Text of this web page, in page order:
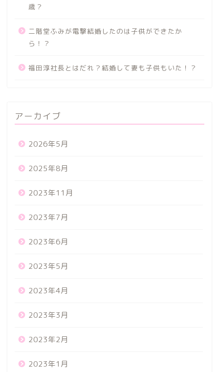
歳？
二階堂ふみが電撃結婚したのは子供ができたか
ら！？
福田淳社長とはだれ？結婚して妻も子供もいた！？
アーカイブ
2026年5月
2025年8月
2023年11月
2023年7月
2023年6月
2023年5月
2023年4月
2023年3月
2023年2月
2023年1月